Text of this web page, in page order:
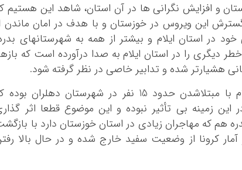
خراسان
خراسان رضوی
خراسان
خوزستان
زنجان
سمنان
سیستان و
فارس
قزوین
و افزایش نگرانی ها در آن استان، شاهد این هستیم
این ویروس در خوزستان و با هدف در امان ماندن
در استان ایلام و بیشتر از همه به شهرستانهای
دیگری را در استان ایلام به صدا درآورده است که
هشیارتر شده و تدابیر خاصی در نظر گرفته شود.
در 24 ساعت گذشته بیشترین آمار در استان ایلام با مبتلاشدن حدود 15 نفر در شهرستان دهلران
زمینه بی تأثیر نبوده و این موضوع قطعا اثر
هم که مهاجران زیادی در استان خوزستان دارد با
کرونا از وضعیت سفید خارج شده و در حال بالا